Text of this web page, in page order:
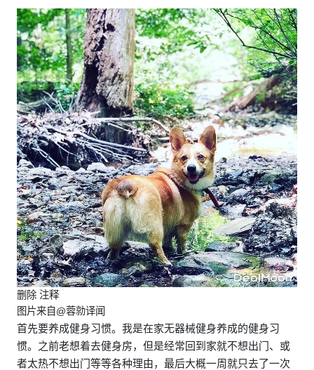
删除 注释
图片来自@蓉勍译闻
首先要养成健身习惯。我是在家无器械健身养成的健身习
惯。之前老想着去健身房，但是经常回到家就不想出门、或
者太热不想出门等等各种理由，最后大概一周就只去了一次